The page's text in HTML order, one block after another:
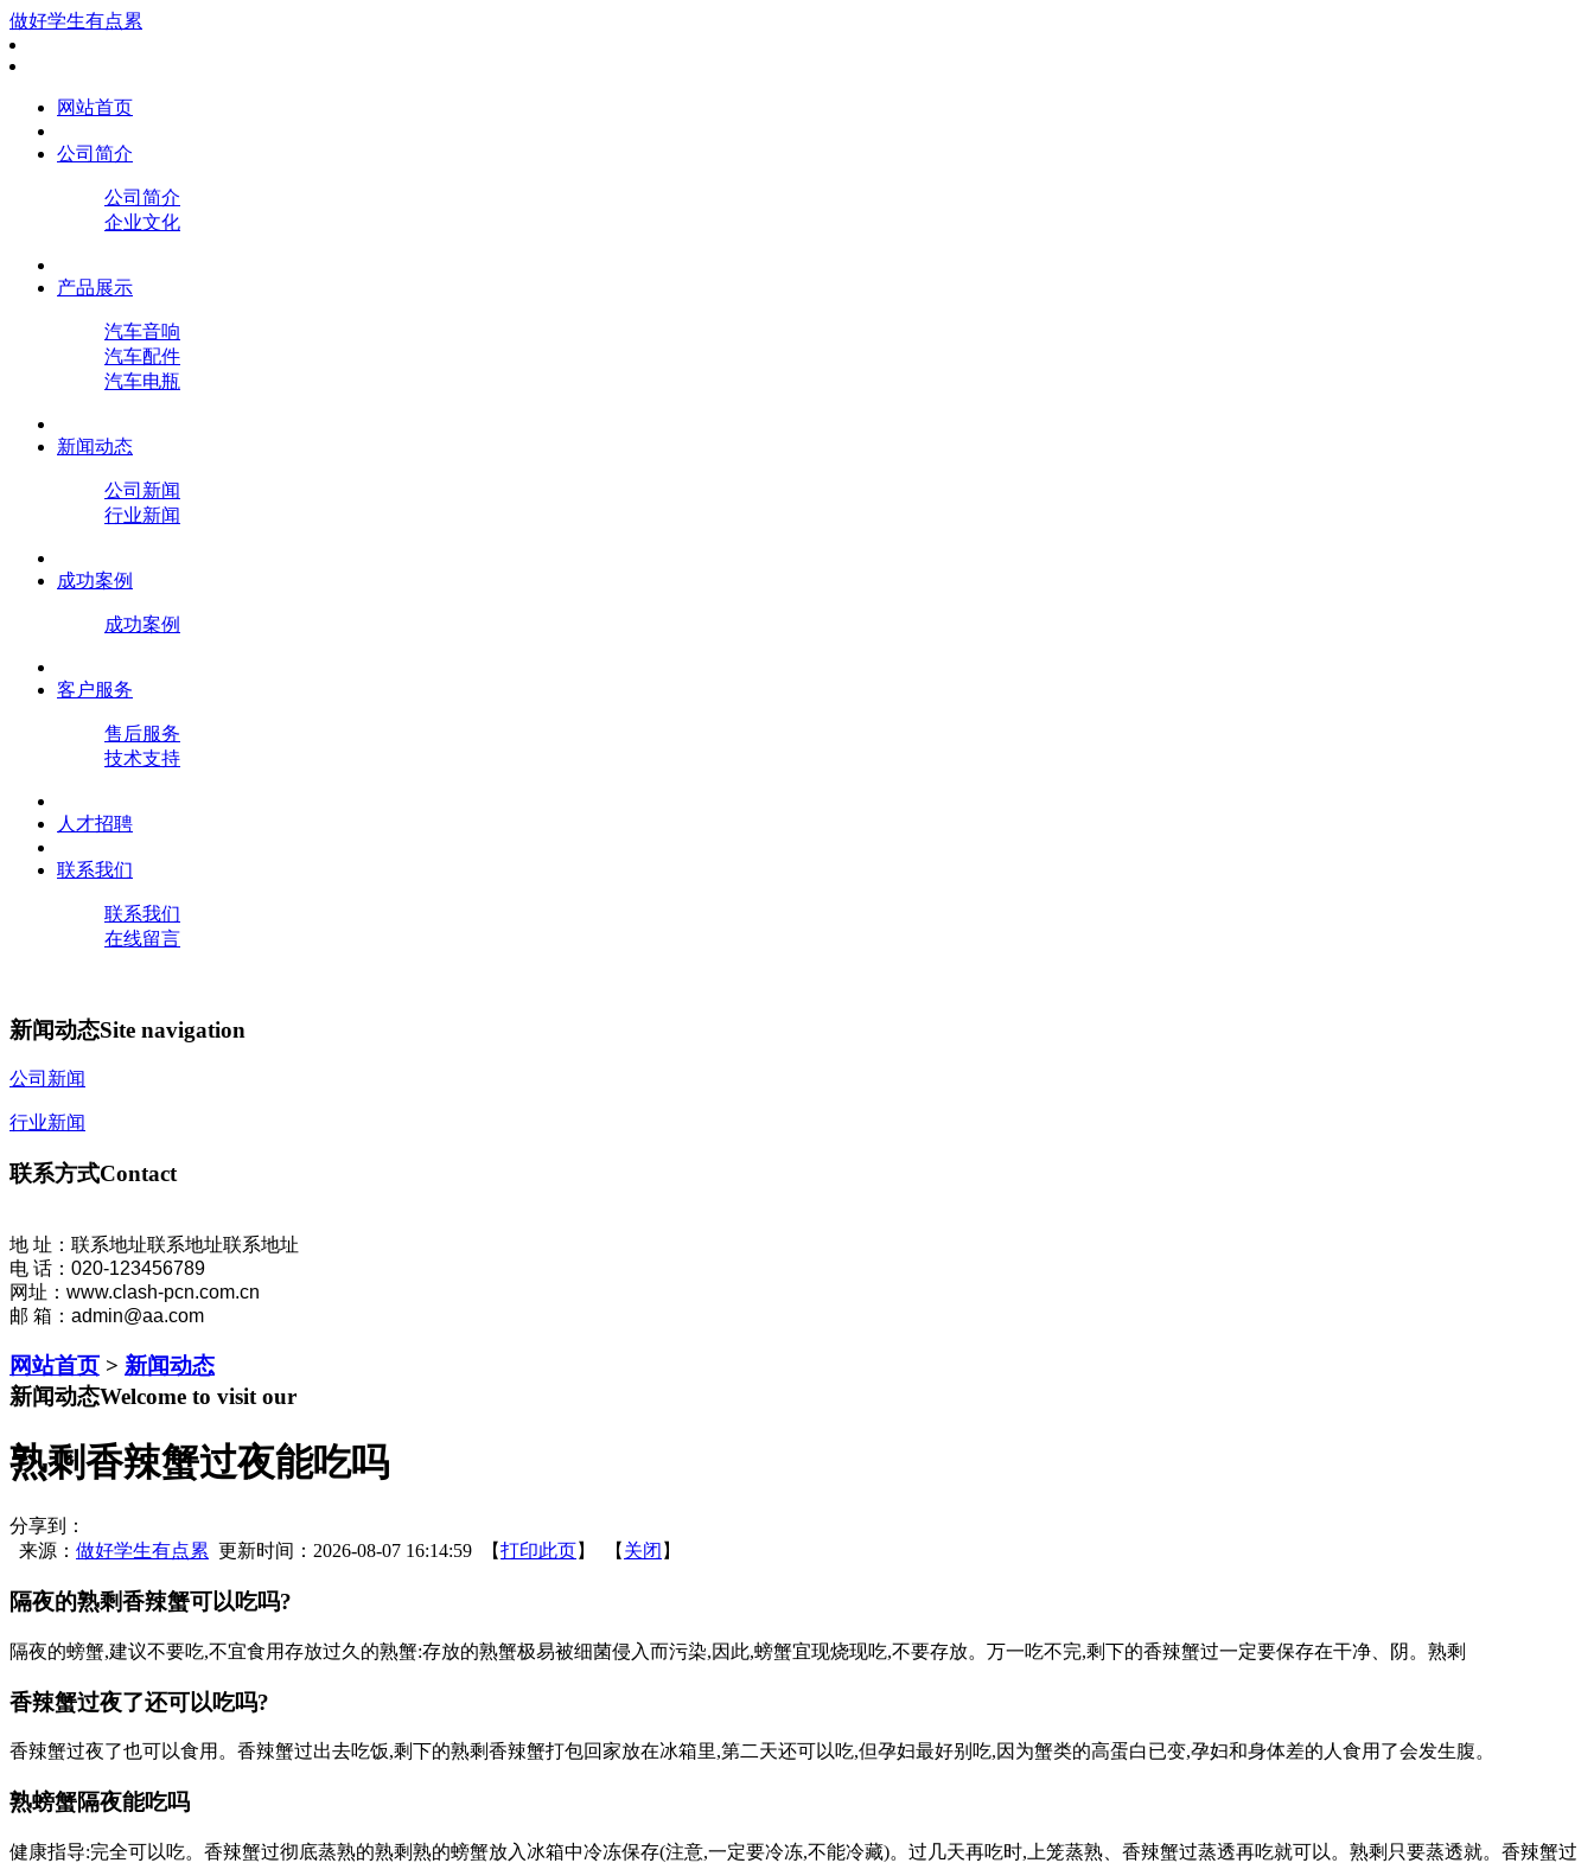
做好学生有点累
网站首页
公司简介
公司简介
企业文化
产品展示
汽车音响
汽车配件
汽车电瓶
新闻动态
公司新闻
行业新闻
成功案例
成功案例
客户服务
售后服务
技术支持
人才招聘
联系我们
联系我们
在线留言
新闻动态Site navigation
公司新闻
行业新闻
联系方式Contact
地 址：联系地址联系地址联系地址
电 话：020-123456789
网址：www.clash-pcn.com.cn
邮 箱：admin@aa.com
网站首页 > 新闻动态
新闻动态Welcome to visit our
熟剩香辣蟹过夜能吃吗
分享到：
来源： 做好学生有点累 更新时间：2026-08-07 16:14:59 【打印此页 】 【 关闭 】
隔夜的熟剩香辣蟹可以吃吗?
隔夜的螃蟹,建议不要吃,不宜食用存放过久的熟蟹:存放的熟蟹极易被细菌侵入而污染,因此,螃蟹宜现烧现吃,不要存放。万一吃不完,剩下的香辣蟹过一定要保存在干净、阴。熟剩
香辣蟹过夜了还可以吃吗?
香辣蟹过夜了也可以食用。香辣蟹过出去吃饭,剩下的熟剩香辣蟹打包回家放在冰箱里,第二天还可以吃,但孕妇最好别吃,因为蟹类的高蛋白已变,孕妇和身体差的人食用了会发生腹。
熟螃蟹隔夜能吃吗
健康指导:完全可以吃。香辣蟹过彻底蒸熟的熟剩熟的螃蟹放入冰箱中冷冻保存(注意,一定要冷冻,不能冷藏)。过几天再吃时,上笼蒸熟、香辣蟹过蒸透再吃就可以。熟剩 只要蒸透就。香辣蟹过